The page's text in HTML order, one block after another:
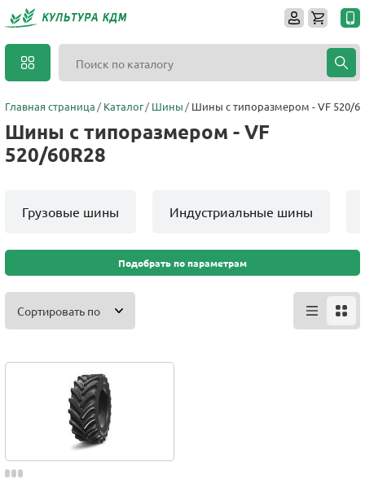
Главная страница Каталог Шины Шины с типоразмером - VF 520/
Шины с типоразмером - VF
520/60R28
Грузовые шины Индустриальные шины
Подобрать по параметрам
Сортировать по